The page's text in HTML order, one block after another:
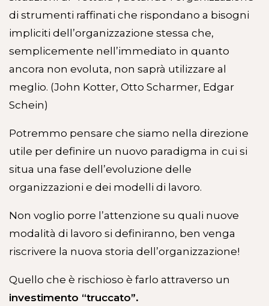
di strumenti raffinati che rispondano a bisogni
impliciti dell’organizzazione stessa che,
semplicemente nell’immediato in quanto
ancora non evoluta, non saprà utilizzare al
meglio. (John Kotter, Otto Scharmer, Edgar
Schein)
Potremmo pensare che siamo nella direzione
utile per definire un nuovo paradigma in cui si
situa una fase dell’evoluzione delle
organizzazioni e dei modelli di lavoro.
Non voglio porre l’attenzione su quali nuove
modalità di lavoro si definiranno, ben venga
riscrivere la nuova storia dell’organizzazione!
Quello che è rischioso è farlo attraverso un
investimento “truccato”.